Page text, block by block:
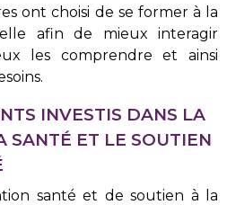
ont choisi de se former à la
afin de mieux interagir
les comprendre et ainsi
INVESTIS DANS LA
SANTÉ ET LE SOUTIEN
santé et de soutien à la